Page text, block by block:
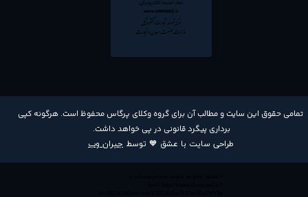
​تمامی حقوق این سایت و مطالب آن برای گروه وکلای پرگاس محفوظ است. هرگونه کپی
برداری پیگرد قانونی در پی خواهد داشت​​​​​​​.
طراحی سایت با عشق 🧡 توسط جیران وب